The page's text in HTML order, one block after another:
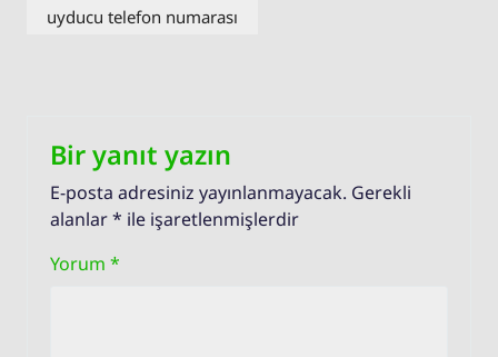
uyducu telefon numarası
Bir yanıt yazın
E-posta adresiniz yayınlanmayacak. Gerekli
alanlar* ile işaretlenmişlerdir
Yorum *